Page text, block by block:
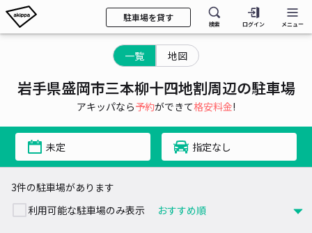
駐車場を貸す
検索 ログイン メニュー
一覧 地図
岩手県盛岡市三本柳十四地割周辺の駐車場
アキッパなら予約ができて格安料金!
未定 指定なし
3件の駐車場があります
利用可能な駐車場のみ表示